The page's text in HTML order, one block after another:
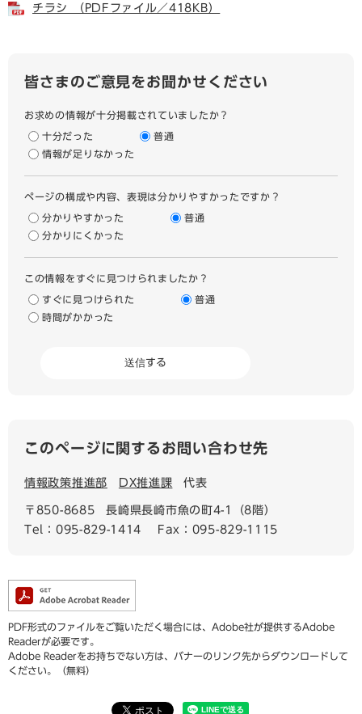
チラシ （PDFファイル／418KB）
皆さまのご意見をお聞かせください
お求めの情報が十分掲載されていましたか？
十分だった
普通
情報が足りなかった
ページの構成や内容、表現は分かりやすかったですか？
分かりやすかった
普通
分かりにくかった
この情報をすぐに見つけられましたか？
すぐに見つけられた
普通
時間がかかった
このページに関するお問い合わせ先
情報政策推進部 DX推進課 代表
〒850-8685
長崎県長崎市魚の町4-1（8階）
Tel：095-829-1414
Fax：095-829-1115
PDF形式のファイルをご覧いただく場合には、Adobe社が提供するAdobe
Readerが必要です。
Adobe Readerをお持ちでない方は、バナーのリンク先からダウンロードして
ください。（無料）